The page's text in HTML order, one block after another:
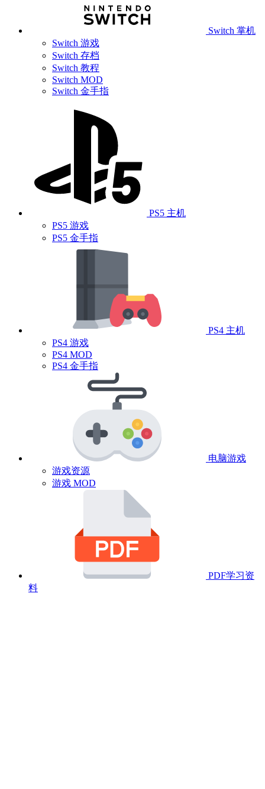
Switch 掌机
Switch 游戏
Switch 存档
Switch 教程
Switch MOD
Switch 金手指
PS5 主机
PS5 游戏
PS5 金手指
PS4 主机
PS4 游戏
PS4 MOD
PS4 金手指
电脑游戏
游戏资源
游戏 MOD
PDF学习资
料